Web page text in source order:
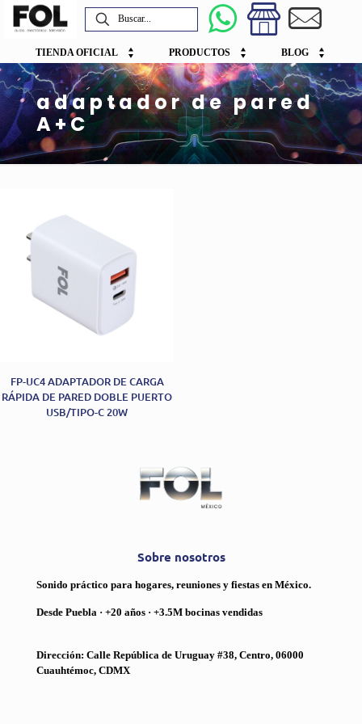
TIENDA OFICIAL PRODUCTOS BLOG
adaptador de pared
A+C
FP-UC4 ADAPTADOR DE CARGA
RÁPIDA DE PARED DOBLE PUERTO
USB/TIPO-C 20W
Sobre nosotros
Sonido práctico para hogares, reuniones y fiestas en México.
Desde Puebla · +20 años · +3.5M bocinas vendidas
Dirección: Calle República de Uruguay #38, Centro, 06000
Cuauhtémoc, CDMX